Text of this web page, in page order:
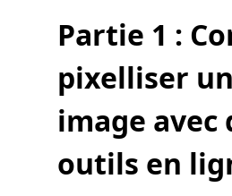
Partie 1 :
pixelliser
image avec
outils en